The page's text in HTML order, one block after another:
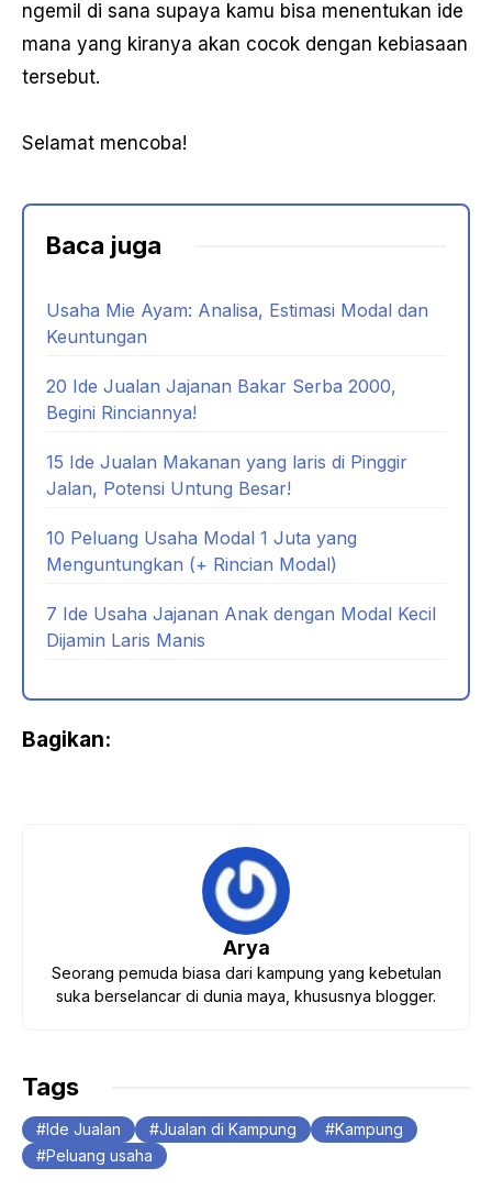
ngemil di sana supaya kamu bisa menentukan ide
mana yang kiranya akan cocok dengan kebiasaan
tersebut.
Selamat mencoba!
Baca juga
Usaha Mie Ayam: Analisa, Estimasi Modal dan
Keuntungan
20 Ide Jualan Jajanan Bakar Serba 2000,
Begini Rinciannya!
15 Ide Jualan Makanan yang laris di Pinggir
Jalan, Potensi Untung Besar!
10 Peluang Usaha Modal 1 Juta yang
Menguntungkan (+ Rincian Modal)
7 Ide Usaha Jajanan Anak dengan Modal Kecil
Dijamin Laris Manis
Bagikan:
Arya
Seorang pemuda biasa dari kampung yang kebetulan
suka berselancar di dunia maya, khususnya blogger.
Tags
Ide Jualan Jualan di Kampung
Kampung
Peluang usaha